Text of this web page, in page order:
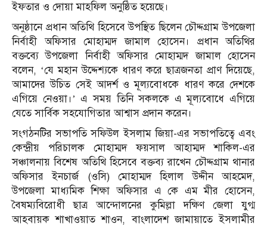
ইফতার ও দোয়া মাহফিল অনুষ্ঠিত হয়েছে।
অনুষ্ঠানে প্রধান অতিথি হিসেবে উপস্থিত ছিলেন চৌদ্দগ্রাম উপজেলা
নির্বাহী অফিসার মোহাম্মদ জামাল হোসেন। প্রধান অতিথির
বক্তব্যে উপজেলা নির্বাহী অফিসার মোহাম্মদ জামাল হোসেন
বলেন, ‘যে মহান উদ্দেশ্যকে ধারণ করে ছাত্রজনতা প্রাণ দিয়েছে,
আমাদের উচিত সেই আদর্শ ও মূল্যবোধকে ধারণ করে দেশকে
এগিয়ে নেওয়া।’ এ সময় তিনি সকলকে এ মূল্যবোধে এগিয়ে
যেতে সার্বিক সহযোগিতার আশ্বাস প্রদান করেন।
সংগঠনটির সভাপতি সফিউল ইসলাম জিয়া-এর সভাপতিত্বে এবং
কেন্দ্রীয় পরিচালক মোহাম্মদ ফয়সাল আহাম্মদ শাকিল-এর
সঞ্চালনায় বিশেষ অতিথি হিসেবে বক্তব্য রাখেন চৌদ্দগ্রাম থানার
অফিসার ইনচার্জ (ওসি) মোহাম্মদ হিলাল উদ্দীন আহমেদ,
উপজেলা মাধ্যমিক শিক্ষা অফিসার এ কে এম মীর হোসেন,
বৈষম্যবিরোধী ছাত্র আন্দোলনের কুমিল্লা দক্ষিণ জেলা যুগ্ম
আহবায়ক শাখাওয়াত শাওন, বাংলাদেশ জামায়াতে ইসলামীর